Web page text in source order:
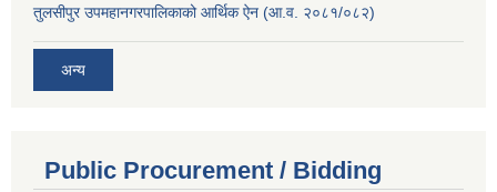
तुलसीपुर उपमहानगरपालिकाको आर्थिक ऐन (आ.व. २०८१/०८२)
अन्य
Public Procurement / Bidding